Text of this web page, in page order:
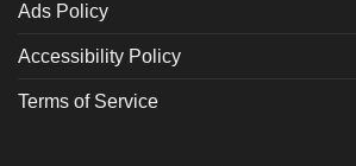
Ads Policy
Accessibility Policy
Terms of Service